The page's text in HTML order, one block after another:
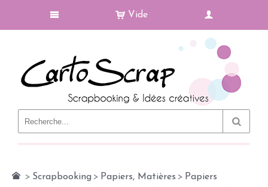
Vide
> Scrapbooking > Papiers, Matières > Papiers